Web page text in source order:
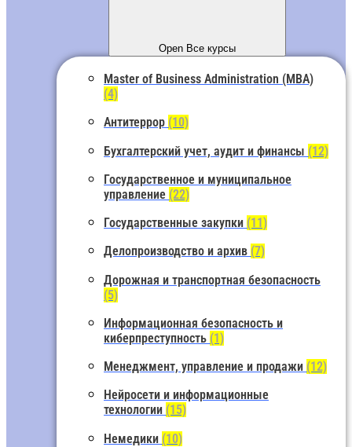
Open Все курсы
Master of Business Administration (MBA)
(4)
Антитеррор (10)
Бухгалтерский учет, аудит и финансы (12)
Государственное и муниципальное
управление (22)
Государственные закупки (11)
Делопроизводство и архив (7)
Дорожная и транспортная безопасность
(5)
Информационная безопасность и
киберпреступность (1)
Менеджмент, управление и продажи (12)
Нейросети и информационные
технологии (15)
Немедики (10)